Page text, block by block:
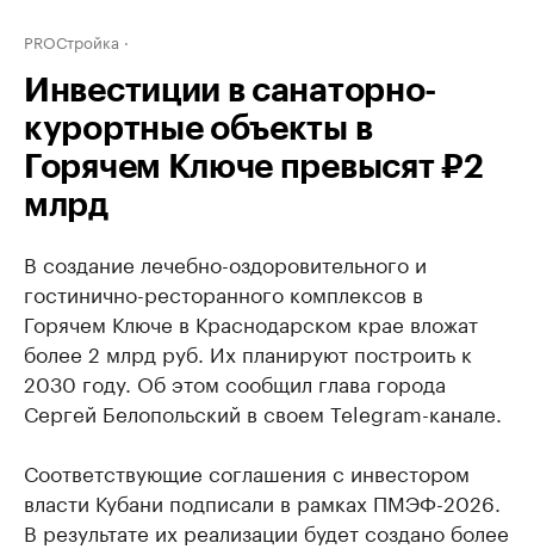
PROСтройка
Инвестиции в санаторно-
курортные объекты в
Горячем Ключе превысят ₽2
млрд
В создание лечебно-оздоровительного и
гостинично-ресторанного комплексов в
Горячем Ключе в Краснодарском крае вложат
более 2 млрд руб. Их планируют построить к
2030 году. Об этом сообщил глава города
Сергей Белопольский в своем Telegram-канале.
Соответствующие соглашения с инвестором
власти Кубани подписали в рамках ПМЭФ-2026.
В результате их реализации будет создано более